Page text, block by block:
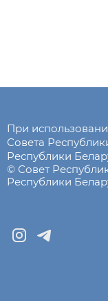
При
Совета
Республики
© Совет
Республики